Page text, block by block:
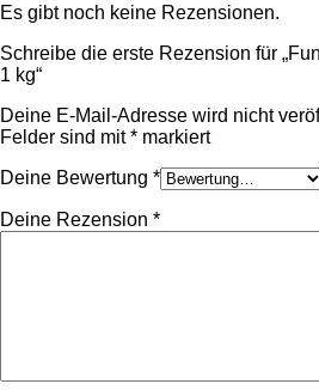
Es gibt noch keine Rezensionen.
Schreibe die erste Rezension für
1 kg“
Deine E-Mail-Adresse wird nicht
Felder sind mit* markiert
Deine Bewertung *
Deine Rezension *